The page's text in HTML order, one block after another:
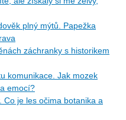
plný mýtů. Papežka
záchranky s historikem
komunikace. Jak mozek
emocí?
Co je les očima botanika a